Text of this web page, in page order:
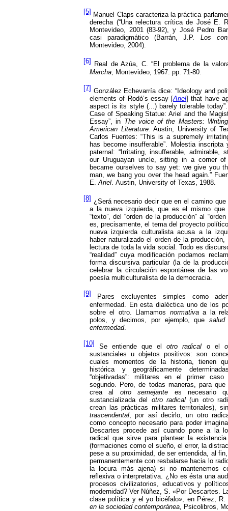
[5] Manuel Claps caracteriza la práctica
derecha (“Una relectura crítica de José E.
Montevideo, 2001 (83-92), y José Pedro
casi paradigmático (Barrán, J.P. Los
Montevideo, 2004).
[6]
Real de Azúa, C. “El problema de la
Marcha , Montevideo, 1967. pp. 71-80.
[7] González Echevarría dice: “Ideology and
elements of Rodó’s essay [Ariel] that have
aspect is its style (...) barely tolerable
Case of Speaking Statue: Ariel and the
Essay”, in The voice of the Masters:
American Literature. Austin, University of
Carlos Fuentes: “This is a supremely
has become insufferable”. Molestia
paternal: “Irritating, insufferable, admirable,
our Uruguayan uncle, sitting in a corner
became ourselves to say yet: we give you
man, we bang you over the head again.”
E. Ariel Austin, University of Texas, 1988.
[8] ¿Será necesario decir que en el camino
a la nueva izquierda, que es el mismo que
“texto”, del “orden de la producción” al
es, precisamente, el tema del proyecto
nueva izquierda culturalista acusa a la
haber naturalizado el orden de la
lectura de toda la vida social. Todo es
“realidad” cuya modificación podamos
forma discursiva particular (la de la
celebrar la circulación espontánea de las
poesía multiculturalista de la democracia.
[9]
Pares excluyentes simples como
enfermedad. En esta dialéctica uno de los
sobre el otro. Llamamos normativaa la
polos, y decimos, por ejemplo, que salud
enfermedad.
[10] Se entiende que elotro radical o el
sustanciales u objetos positivos: son
cuales momentos de la historia, tienen
histórica y geográficamente
“objetivadas”: militares en el primer
segundo. Pero, de todas maneras, para
crea al otro semejante es necesario
sustancializada del otro radical(un otro
crean las prácticas militares territoriales),
trascendental , por así decirlo, un otro
como concepto necesario para poder
Descartes procede así cuando pone a la
radical que sirve para plantear la
(formaciones como el sueño, el error, la
pese a su proximidad, de ser entendida, al
permanentemente con resbalarse hacia lo
la locura más ajena) si no mantenemos
reflexiva o interpretativa. ¿No es ésta una
procesos civilizatorios, educativos y
modernidad? Ver Núñez, S. «Por Descartes.
clase política y el yo bicéfalo» , en Pérez,
en la sociedad contemporánea , Psicolibros,